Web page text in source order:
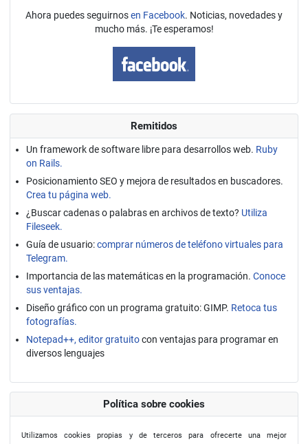
Ahora puedes seguirnosen Facebook. Noticias, novedades y
mucho más. ¡Te esperamos!
Remitidos
Un framework de software libre para desarrollos web. Ruby
on Rails.
Posicionamiento SEO y mejora de resultados en buscadores.
Crea tu página web.
¿Buscar cadenas o palabras en archivos de texto? Utiliza
Fileseek.
Guía de usuario:comprar números de teléfono virtuales para
Telegram.
Importancia de las matemáticas en la programación. Conoce
sus ventajas.
Diseño gráfico con un programa gratuito: GIMP. Retoca tus
fotografías.
Notepad++, editor gratuitocon ventajas para programar en
diversos lenguajes
Política sobre cookies
Utilizamos cookies propias y de terceros para ofrecerte una mejor